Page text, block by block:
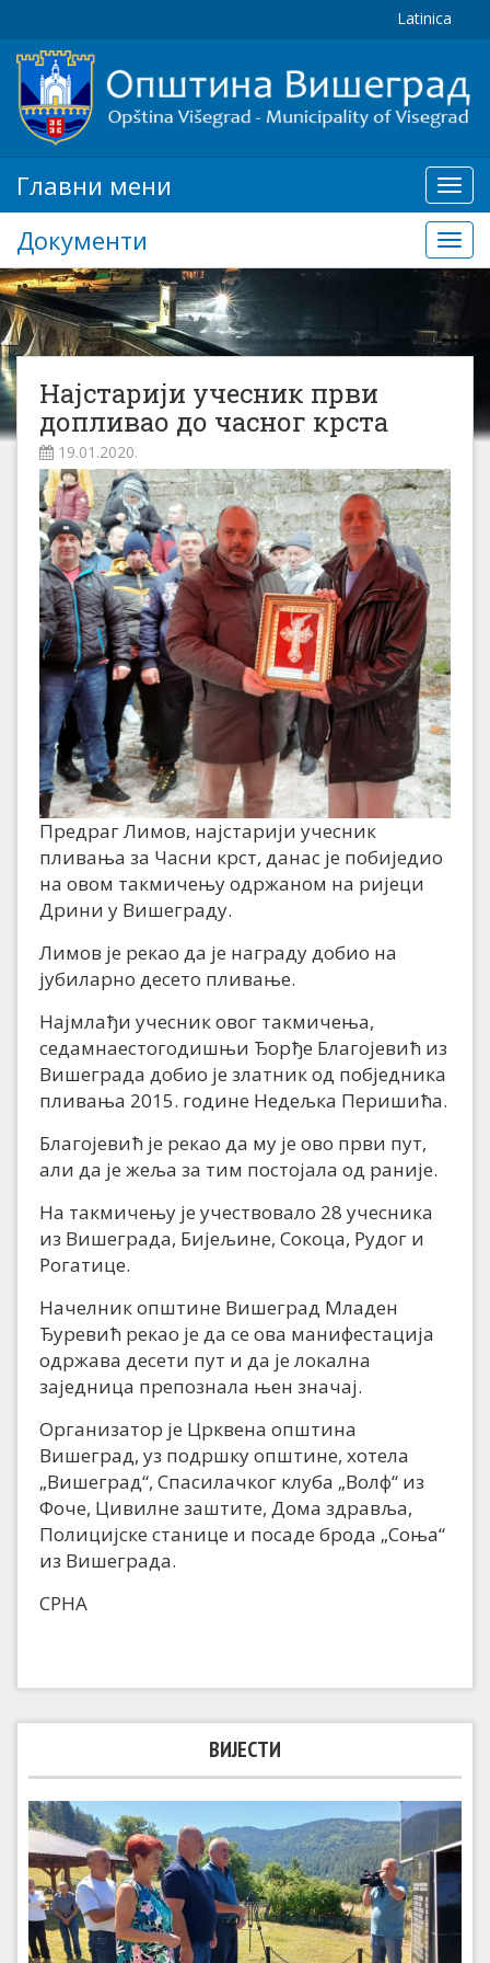
Latinica
мени
Главни мени
Документи
Најстарији учесник први
допливао до часног крста
19.01.2020.
Предраг Лимов, најстарији учесник
пливања за Часни крст, данас је побиједио
на овом такмичењу одржаном на ријеци
Дрини у Вишеграду.
Лимов је рекао да је награду добио на
јубиларно десето пливање.
Најмлађи учесник овог такмичења,
седамнаестогодишњи Ђорђе Благојевић из
Вишеграда добио је златник од побједника
пливања 2015. године Недељка Перишића.
Благојевић је рекао да му је ово први пут,
али да је жеља за тим постојала од раније.
На такмичењу је учествовало 28 учесника
из Вишеграда, Бијељине, Сокоца, Рудог и
Рогатице.
Начелник општине Вишеград Младен
Ђуревић рекао је да се ова манифестација
одржава десети пут и да је локална
заједница препознала њен значај.
Организатор је Црквена општина
Вишеград, уз подршку општине, хотела
„Вишеград“, Спасилачког клуба „Волф“ из
Фоче, Цивилне заштите, Дома здравља,
Полицијске станице и посаде брода „Соња“
из Вишеграда.
СРНА
ВИЈЕСТИ